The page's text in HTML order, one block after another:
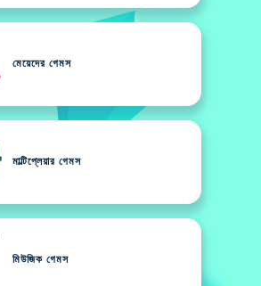
মেয়েদের গেমস
মাল্টিপ্লেয়ার গেমস
মিউজিক গেমস